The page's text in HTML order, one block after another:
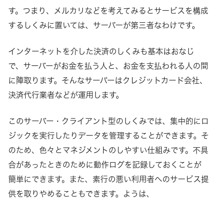
す。つまり、メルカリなどを考えてみるとサービスを構成
するしくみに置いては、サーバーが第三者なわけです。
インターネットを介した決済のしくみも基本はおなじ
で、サーバーがお金を払う人と、お金を支払われる人の間
に陣取ります。そんなサーバーはクレジットカード会社、
決済代行業者などが運用します。
このサーバー・クライアント型のしくみでは、集中的にロ
ジックを実行したりデータを管理することができます。そ
のため、色々とマネジメントのしやすい仕組みです。不具
合があったときのために動作ログを記録しておくことが
簡単にできます。また、素行の悪い利用者へのサービス提
供を取りやめることもできます。ようは、